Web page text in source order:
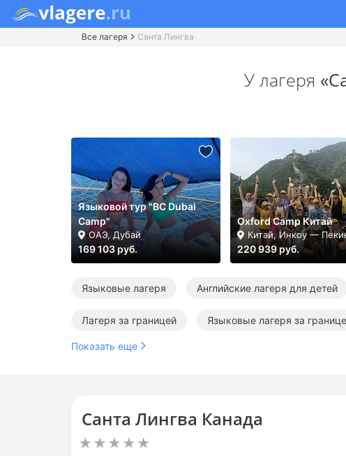
Все лагеря Санта Лингва
Санта Лингва Канада
У лагеря
Языковой тур "BC Dubai
Camp"
ОАЭ, Дубай
169 103 руб.
Oxford Camp Китай
Китай, Инкоу —
220 939 руб.
Языковые лагеря Английские лагеря для детей
Лагеря за границей Языковые лагеря за
Международные лагеря за границей
Показать еще